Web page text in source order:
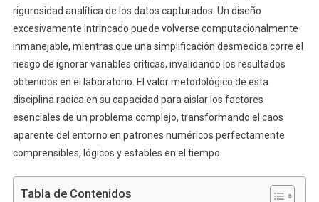
rigurosidad analítica de los datos capturados. Un diseño
excesivamente intrincado puede volverse computacionalmente
inmanejable, mientras que una simplificación desmedida corre el
riesgo de ignorar variables críticas, invalidando los resultados
obtenidos en el laboratorio. El valor metodológico de esta
disciplina radica en su capacidad para aislar los factores
esenciales de un problema complejo, transformando el caos
aparente del entorno en patrones numéricos perfectamente
comprensibles, lógicos y estables en el tiempo.
Tabla de Contenidos